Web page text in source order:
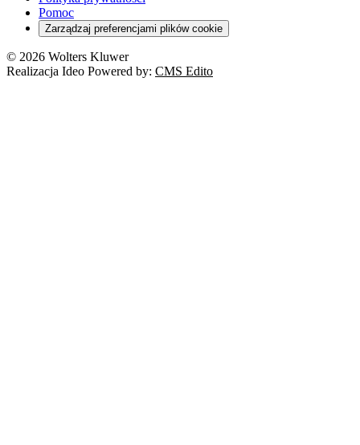
Cyberbezpieczeństwo
Franczyza
Prawo autorskie
RODO
Pomoc
Zarządzaj preferencjami plików cookie
© 2026 Wolters Kluwer
Realizacja Ideo Powered by: CMS Edito